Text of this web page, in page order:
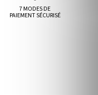
7 MODES DE
PAIEMENT SÉCURISÉ